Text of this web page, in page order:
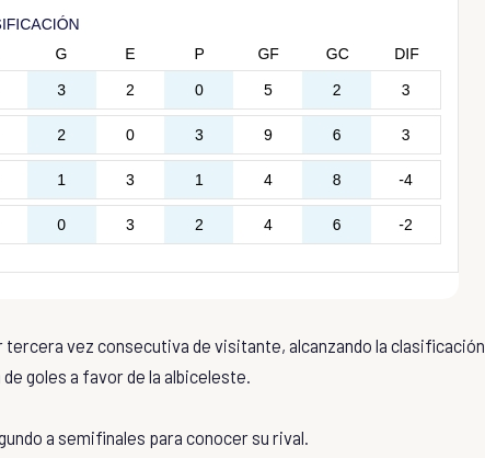
vez consecutiva de visitante, alcanzando la clasificación
goles a favor de la albiceleste.
a semifinales para conocer su rival.